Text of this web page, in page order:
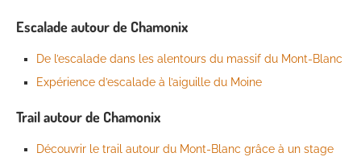
Escalade autour de Chamonix
De l’escalade dans les alentours du massif du Mont-Blanc
Expérience d’escalade à l’aiguille du Moine
Trail autour de Chamonix
Découvrir le trail autour du Mont-Blanc grâce à un stage